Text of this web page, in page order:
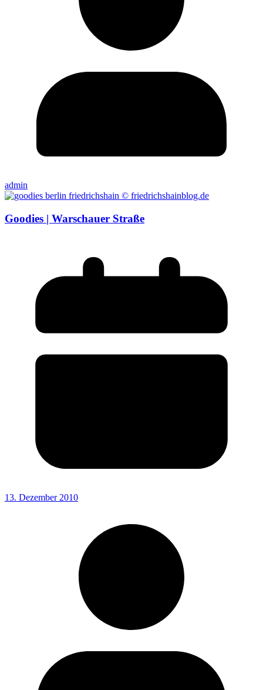
admin
Goodies | Warschauer Straße
13. Dezember 2010